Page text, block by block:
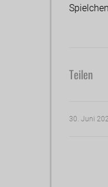
Teilen
30. Juni